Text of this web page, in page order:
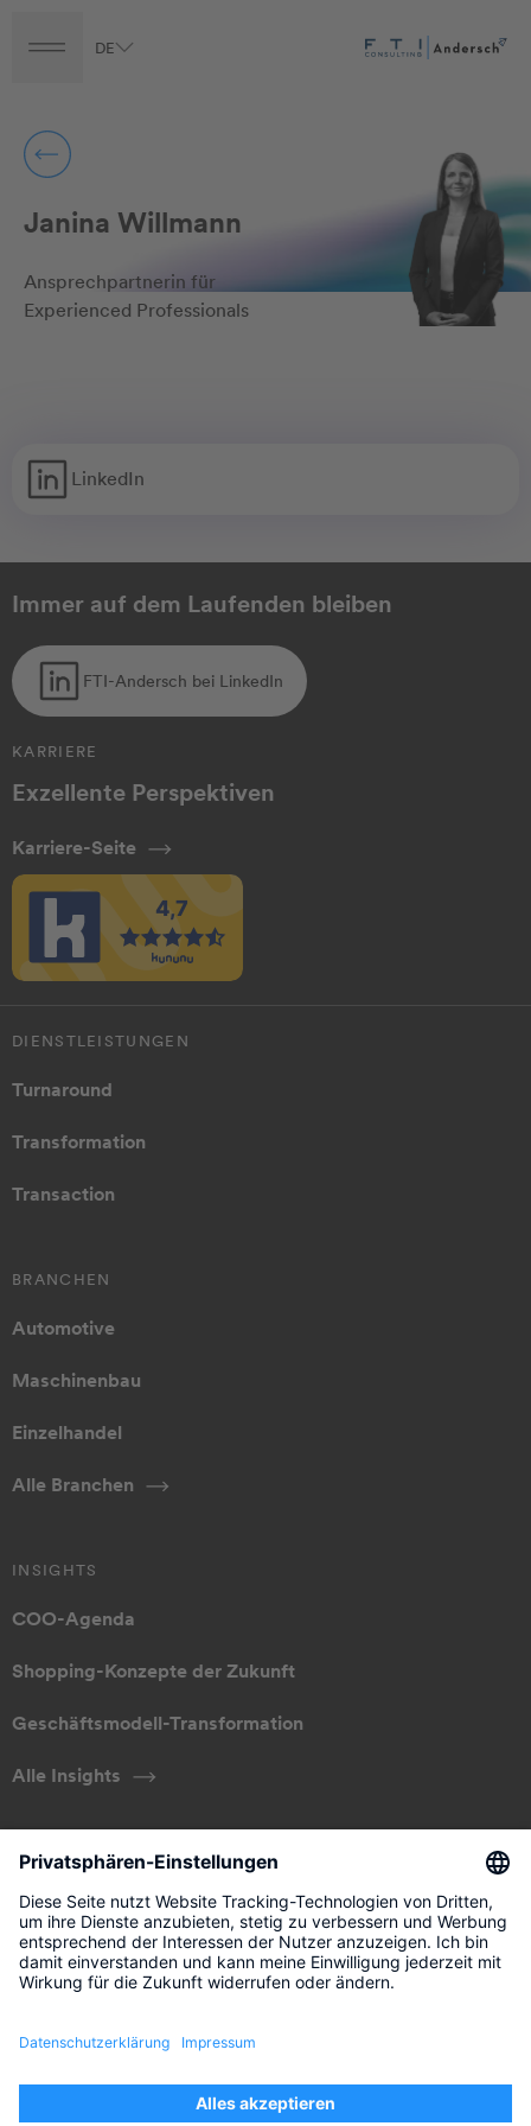
DE
Turnaround Transaction
Janina Willmann
Ansprechpartnerin für
Experienced Professionals
LinkedIn
Immer auf dem Laufenden bleiben
FTI-Andersch bei LinkedIn
KARRIERE
Exzellente Perspektiven
Karriere-Seite
DIENSTLEISTUNGEN
Turnaround
Transformation
Transaction
BRANCHEN
Automotive
Maschinenbau
Einzelhandel
Alle Branchen
INSIGHTS
COO-Agenda
Shopping-Konzepte der Zukunft
Geschäftsmodell-Transformation
Alle Insights
ÜBER UNS
Unser Ansatz
Management